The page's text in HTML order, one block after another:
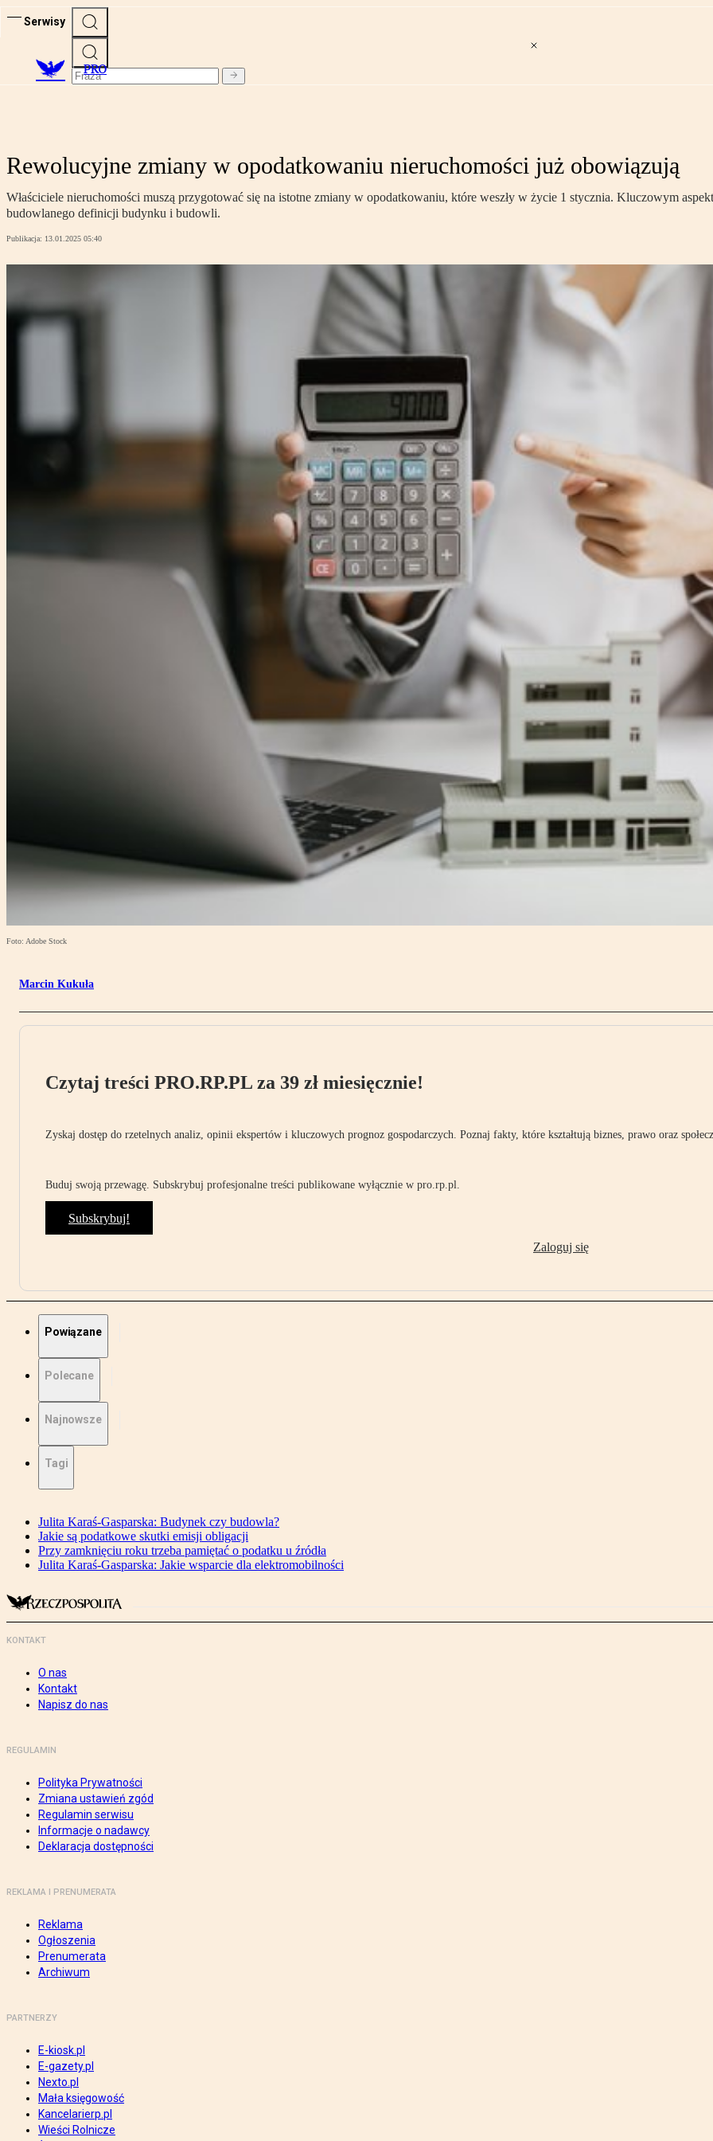
Serwisy
PRO
Rewolucyjne zmiany w opodatkowaniu nieruchomości już obowiązują
Właściciele nieruchomości muszą przygotować się na istotne zmiany w opodatkowaniu, które weszły w życie 1 stycznia. Kluczowym
budowlanego definicji budynku i budowli.
Publikacja: 13.01.2025 05:40
Foto: Adobe Stock
Marcin Kukuła
Czytaj treści PRO.RP.PL za 39 zł miesięcznie!
Zyskaj dostęp do rzetelnych analiz, opinii ekspertów i kluczowych prognoz gospodarczych. Poznaj fakty, które kształtują biznes, prawo oraz
Buduj swoją przewagę. Subskrybuj profesjonalne treści publikowane wyłącznie w pro.rp.pl.
Subskrybuj!
Zaloguj się
Powiązane
Polecane
Najnowsze
Tagi
Julita Karaś-Gasparska: Budynek czy budowla?
Jakie są podatkowe skutki emisji obligacji
Przy zamknięciu roku trzeba pamiętać o podatku u źródła
Julita Karaś-Gasparska: Jakie wsparcie dla elektromobilności
KONTAKT
O nas
Kontakt
Napisz do nas
REGULAMIN
Polityka Prywatności
Zmiana ustawień zgód
Regulamin serwisu
Informacje o nadawcy
Deklaracja dostępności
REKLAMA I PRENUMERATA
Reklama
Ogłoszenia
Prenumerata
Archiwum
PARTNERZY
E-kiosk.pl
E-gazety.pl
Nexto.pl
Mała księgowość
Kancelarierp.pl
Wieści Rolnicze